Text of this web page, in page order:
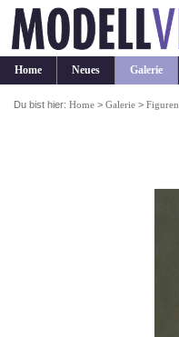
Home Neues Galerie
Du bist hier:Home >Galerie >Figuren